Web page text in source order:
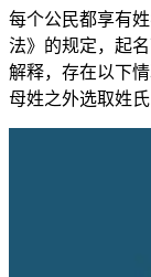
每个公民都享有
法》的规定，起
解释，存在以下
母姓之外选取姓氏